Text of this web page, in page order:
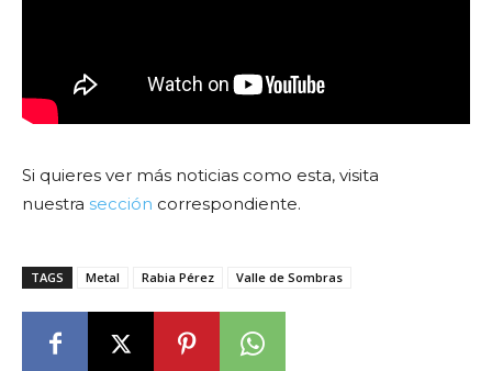
Si quieres ver más noticias como esta, visita
nuestra sección correspondiente.
TAGS Metal Rabia Pérez Valle de Sombras